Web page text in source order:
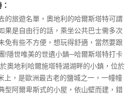
：
的旅遊名單，奧地利的哈爾斯塔特可謂
果是自由行的話，乘坐公共巴士需多次
免有些不方便，想玩得舒適，當然要跟
!隱世唯美的世遺小鎮─哈爾斯塔特打卡
奧地利哈爾施塔特湖湖畔的小鎮，位於
上，是歐洲最古老的鹽城之一，一幢幢
型阿爾卑斯式的小屋，依山壁而建，錯